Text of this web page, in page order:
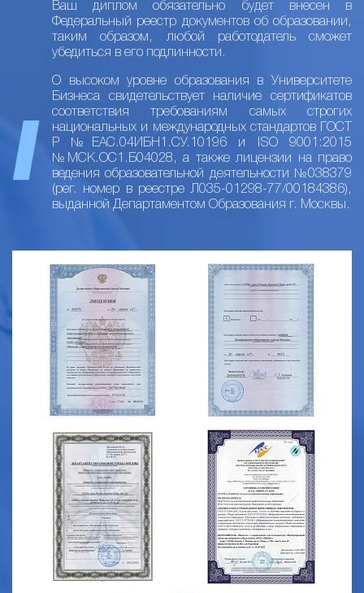
Ваш диплом обязательно будет внесен в
Федеральный реестр документов об образовании,
таким образом, любой работодатель сможет
убедиться в его подлинности.
О высоком уровне образования в Университете
Бизнеса свидетельствует наличие сертификатов
соответствия требованиям самых строгих
национальных и международных стандартов ГОСТ
Р №ЕАС.04ИБН1.СУ.10196 и ISO 9001:2015
№МСК.ОС1.Б04028, а также лицензии на право
ведения образовательной деятельности №038379
(рег. номер в реестре Л035-01298-77/00184386),
выданной Департаментом Образования г. Москвы.